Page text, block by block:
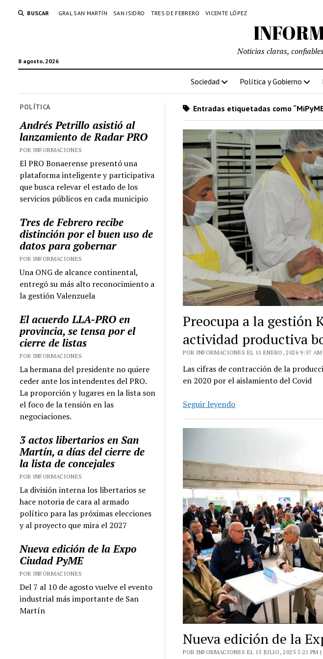
BUSCAR GRAL SAN MARTÍN SAN ISIDRO TRES DE FEBRERO VICENTE LÓPEZ
8 agosto, 2026
Noticias claras,
Sociedad Política y Gobierno
POLÍTICA
Andrés Petrillo asistió al
lanzamiento de Radar PRO
POR INFORMACIONES
El PRO Bonaerense presentó una
plataforma inteligente y participativa
que busca relevar el estado de los
servicios públicos en cada municipio
Tres de Febrero recibe
distinción por el buen uso de
datos para gobernar
POR INFORMACIONES
Una ONG de alcance continental,
entregó su más alto reconocimiento a
la gestión Valenzuela
El acuerdo LLA-PRO en
provincia, se tensa por el
cierre de listas
POR INFORMACIONES
La hermana del presidente no quiere
ceder ante los intendentes del PRO.
La proporción y lugares en la lista son
el foco de la tensión en las
negociaciones.
3 actos libertarios en San
Martín, a días del cierre de
la lista de concejales
POR INFORMACIONES
La división interna los libertarios se
hace notoria de cara al armado
político para las próximas elecciones
y al proyecto que mira el 2027
Nueva edición de la Expo
Ciudad PyME
POR INFORMACIONES
Del 7 al 10 de agosto vuelve el evento
industrial más importante de San
Martín
Entradas etiquetadas como
Preocupa a la gestión
actividad productiva
POR INFORMACIONES EL 11 ENERO, 2026 9:57 AM
Las cifras de contracción de la
en 2020 por el aislamiento del Covid
Seguir leyendoPreocupa
la
caída
de
la
actividad
productiva
bonaerense
Nueva edición de la
POR INFORMACIONES EL 15 JULIO, 2025 5:21 PM |